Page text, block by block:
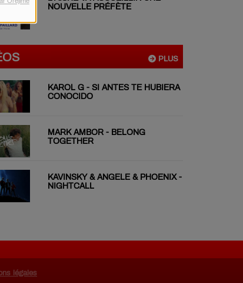
NOUVELLE PRÉFÈTE
PLUS
KAROL G - SI ANTES TE HUBIERA
CONOCIDO
MARK AMBOR - BELONG
TOGETHER
KAVINSKY & ANGELE & PHOENIX -
NIGHTCALL
légales